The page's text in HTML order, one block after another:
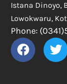
Istana Dinoyo,
Lowokwaru,
Phone: